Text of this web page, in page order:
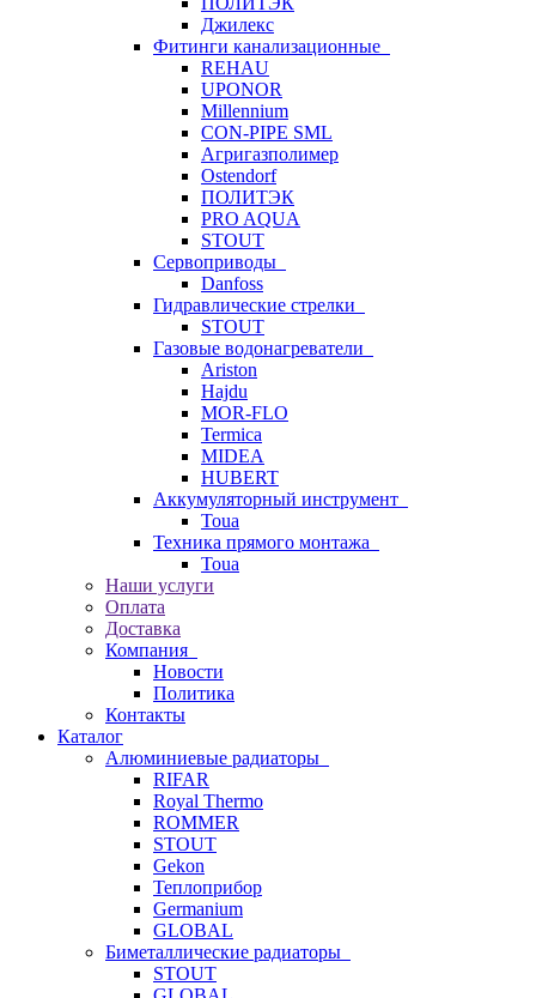
Джилекс
Фитинги канализационные
REHAU
UPONOR
Millennium
CON-PIPE SML
Агригазполимер
Ostendorf
ПОЛИТЭК
PRO AQUA
STOUT
Сервоприводы
Danfoss
Гидравлические стрелки
STOUT
Газовые водонагреватели
Ariston
Hajdu
MOR-FLO
Termica
MIDEA
HUBERT
Аккумуляторный инструмент
Toua
Техника прямого монтажа
Toua
Наши услуги
Оплата
Доставка
Компания
Новости
Политика
Контакты
Каталог
Алюминиевые радиаторы
RIFAR
Royal Thermo
ROMMER
STOUT
Gekon
Теплоприбор
Germanium
GLOBAL
Биметаллические радиаторы
STOUT